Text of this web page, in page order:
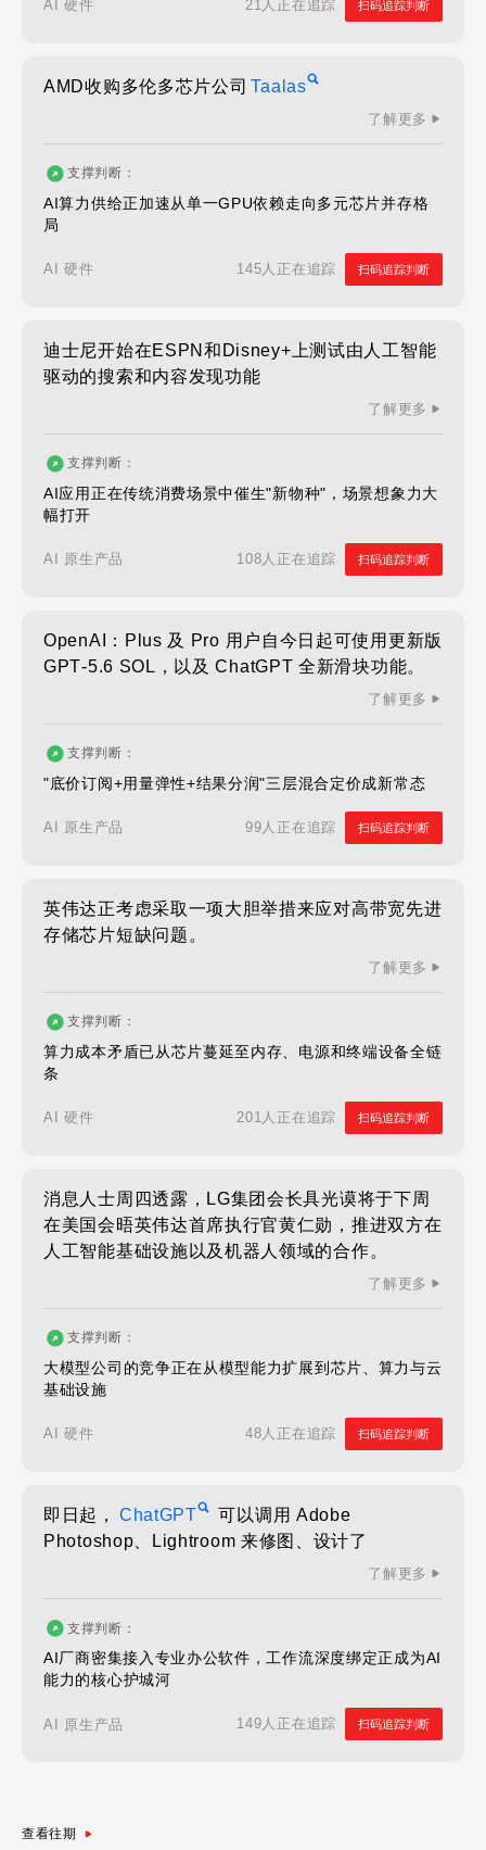
AI 硬件 21人正在追踪 扫码追踪判断
AMD收购多伦多芯片公司 Taalas
了解更多
支撑判断：
AI算力供给正加速从单一GPU依赖走向多元芯片并存格
局
AI 硬件 145人正在追踪 扫码追踪判断
迪士尼开始在ESPN和Disney+上测试由人工智能
驱动的搜索和内容发现功能
了解更多
支撑判断：
AI应用正在传统消费场景中催生"新物种"，场景想象力大
幅打开
AI 原生产品 108人正在追踪 扫码追踪判断
OpenAI：Plus 及 Pro 用户自今日起可使用更新版
GPT‑5.6 SOL，以及 ChatGPT 全新滑块功能。
了解更多
支撑判断：
"底价订阅+用量弹性+结果分润"三层混合定价成新常态
AI 原生产品 99人正在追踪 扫码追踪判断
英伟达正考虑采取一项大胆举措来应对高带宽先进
存储芯片短缺问题。
了解更多
支撑判断：
算力成本矛盾已从芯片蔓延至内存、电源和终端设备全链
条
AI 硬件 201人正在追踪 扫码追踪判断
消息人士周四透露，LG集团会长具光谟将于下周
在美国会晤英伟达首席执行官黄仁勋，推进双方在
人工智能基础设施以及机器人领域的合作。
了解更多
支撑判断：
大模型公司的竞争正在从模型能力扩展到芯片、算力与云
基础设施
AI 硬件 48人正在追踪 扫码追踪判断
即日起， ChatGPT
可以调用 Adobe
Photoshop、Lightroom 来修图、设计了
了解更多
支撑判断：
AI厂商密集接入专业办公软件，工作流深度绑定正成为AI
能力的核心护城河
AI 原生产品 149人正在追踪 扫码追踪判断
查看往期